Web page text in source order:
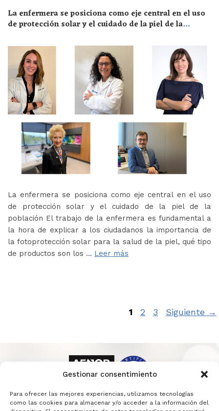
Gestionar consentimiento
Para ofrecer las mejores experiencias, utilizamos tecnologías
como las cookies para almacenar y/o acceder a la información del
La enfermera se posiciona como eje central en el uso
de protección solar y el cuidado de la piel de la
La enfermera se posiciona como eje central en el uso
de protección solar y el cuidado de la piel de la
población El trabajo de la enfermera es fundamental a
la hora de explicar a los ciudadanos la importancia de
la fotoprotección solar para la salud de la piel, qué tipo
de productos son los … Leer más
Página
1 Página
2 Página
3 Siguiente →